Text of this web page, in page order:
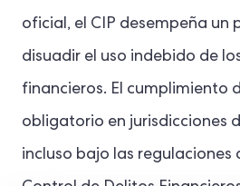
oficial, el CIP desempeña un
disuadir el uso indebido de
financieros. El cumplimiento
obligatorio en jurisdicciones
incluso bajo las regulaciones